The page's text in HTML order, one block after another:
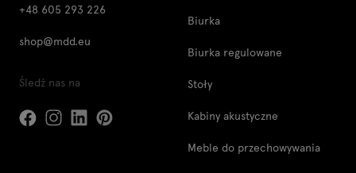
+48 605 293 226
shop@mdd.eu
Śledź nas na
Biurka
Biurka regulowane
Stoły
Kabiny akustyczne
Meble do przechowywania